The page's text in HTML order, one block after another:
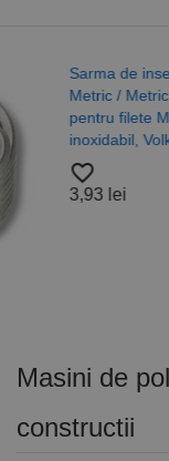
Masini de
constructii